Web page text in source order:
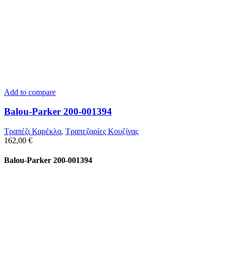
Add to compare
Balou-Parker 200-001394
Τραπέζι Καρέκλα, Τραπεζαρίες Κουζίνας
162,00 €
Balou-Parker 200-001394